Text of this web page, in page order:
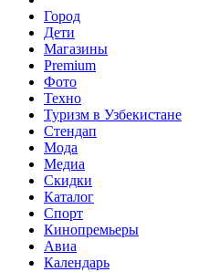
Город
Дети
Магазины
Premium
Фото
Техно
Туризм в Узбекистане
Стендап
Мода
Медиа
Скидки
Каталог
Спорт
Кинопремьеры
Авиа
Календарь